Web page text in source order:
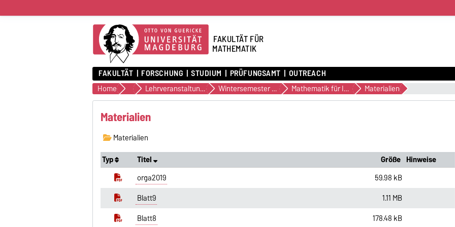
FAKULTÄT FÜR
MATHEMATIK
FAKULTÄT FORSCHUNG STUDIUM PRÜFUNGSAMT OUTREACH
Home IAG Lehrveranstaltungen Wintersemester 2019/2020 Mathematik für Informatiker 1 Materialien
Materialien
Materialien
Typ
Titel Größe Hinweise
orga2019
59.98 kB
Blatt9
1.11 MB
Blatt8
178.48 kB